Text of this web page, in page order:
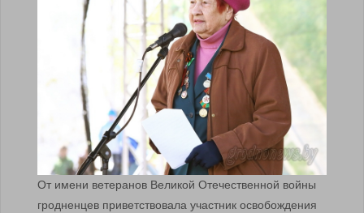
От имени ветеранов Великой Отечественной войны
гродненцев приветствовала участник освобождения